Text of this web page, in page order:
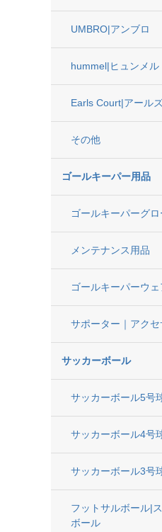
UMBRO|アンブロ
hummel|ヒュンメル
Earls Court|アール
その他
ゴールキーパー用品
ゴールキーパーグ
メンテナンス用品
ゴールキーパーウェ
サポーター｜アクセ
サッカーボール
サッカーボール5号
サッカーボール4号
サッカーボール3号
フットサルボール|
ボール